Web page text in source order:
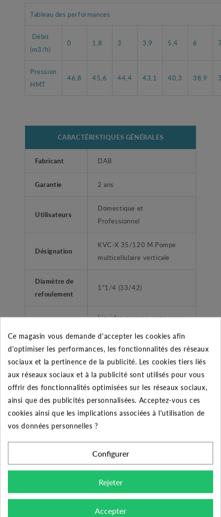
Tableau des performances
Débit
(m3/h)
0 1,8 3 3,9 5,4 6
Pression
HMT
46,8 45,6 44,4 43,1 40,3 38,9
CARACTÉRISTIQUES GÉNÉRALES
Fabricant DAB
Garantie 2 ans
Utilisateurs
Domestique et
Professionnel
Désignation
KVC-X 35/120 M Pompe
multicellulaire verticale
Diamètre de
refoulement
1"1/4 (33/42)
Liquides propres, sans corps
agressifs.
Application
surpression habitations -
collectivitées
Type de
refoulement
Femelle taraudé
Plage de
liquide
0°C à +40°C
ambiante
+40°C
Ce magasin vous demande d'accepter les cookies afin
d'optimiser les performances, les fonctionnalités des réseaux
sociaux et la pertinence de la publicité. Les cookies tiers liés
aux réseaux sociaux et à la publicité sont utilisés pour vous
offrir des fonctionnalités optimisées sur les réseaux sociaux,
ainsi que des publicités personnalisées. Acceptez-vous ces
cookies ainsi que les implications associées à l'utilisation de
vos données personnelles ?
Configurer
Rejeter
Accepter